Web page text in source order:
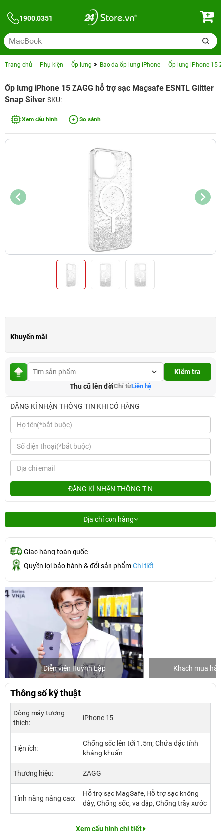
1900.0351
Trang chủ Phụ kiện Ốp lưng Bao da ốp lưng iPhone Ốp lưng iPhone 15
Ốp lưng iPhone 15 ZAGG hỗ trợ sạc Magsafe ESNTL Glitter
Snap Silver SKU:
Xem cấu hình So sánh
Khuyến mãi
Kiểm tra
Thu cũ lên đờiChỉ từLiên hệ
ĐĂNG KÍ NHẬN THÔNG TIN KHI CÓ HÀNG
ĐĂNG KÍ NHẬN THÔNG TIN
Địa chỉ còn hàng
Giao hàng toàn quốc
Quyền lợi bảo hành & đổi sản phẩmChi tiết
Diễn viên Huỳnh Lập Khách mua
Thông số kỹ thuật
Dòng máy tương
thích:
iPhone 15
Tiện ích:
Chống sốc lên tới 1.5m; Chứa đặc tính
kháng khuẩn
Thương hiệu: ZAGG
Tính năng nâng cao:
Hỗ trợ sạc MagSafe, Hỗ trợ sạc không
dây, Chống sốc, va đập, Chống trầy xước
Xem cấu hình chi tiết